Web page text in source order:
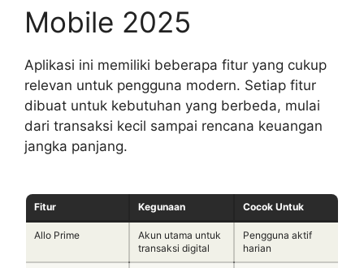
Mobile 2025
Aplikasi ini memiliki beberapa fitur yang cukup
relevan untuk pengguna modern. Setiap fitur
dibuat untuk kebutuhan yang berbeda, mulai
dari transaksi kecil sampai rencana keuangan
jangka panjang.
Fitur Kegunaan Cocok Untuk
Allo Prime
Akun utama untuk
transaksi digital
Pengguna aktif
harian